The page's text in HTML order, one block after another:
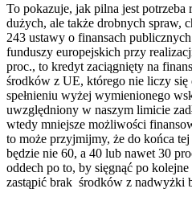
To pokazuje, jak pilna jest
dużych, ale także drobnych spraw,
243 ustawy o finansach
funduszy europejskich przy
proc., to kredyt zaciągnięty na
środków z UE, którego nie liczy się
spełnieniu wyżej wymienionego
uwzględniony w naszym limicie
wtedy mniejsze możliwości
to może przyjmijmy, że do końca
będzie nie 60, a 40 lub nawet 30
oddech po to, by sięgnąć po
zastąpić brak środków z nadwyżki